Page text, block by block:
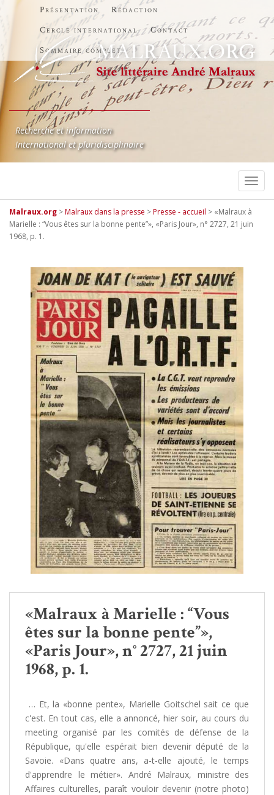
Présentation
Rédaction
Cercle international
Contact
Sommaire complet
Recherche et information
International et pluridisciplinaire
Malraux.org >Malraux dans la presse >Presse - accueil > «Malraux à
Marielle : “Vous êtes sur la bonne pente”», «Paris Jour», n° 2727, 21 juin
1968, p. 1.
«Malraux à Marielle : “Vous
êtes sur la bonne pente”»,
«Paris Jour», n° 2727, 21 juin
1968, p. 1.
… Et, la «bonne pente», Marielle Goitschel sait ce que
c'est. En tout cas, elle a annoncé, hier soir, au cours du
meeting organisé par les comités de défense de la
République, qu'elle espérait bien devenir député de la
Savoie. «Dans quatre ans, a-t-elle ajouté, le temps
d'apprendre le métier». André Malraux, ministre des
Affaires culturelles, paraît vouloir devenir (notre photo)